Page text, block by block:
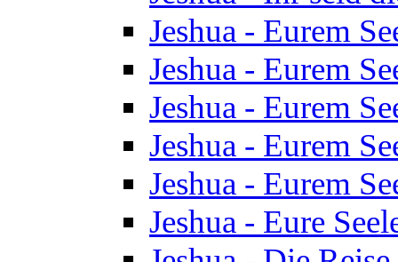
Jeshua - Eurem
Jeshua - Eurem
Jeshua - Eurem
Jeshua - Eurem
Jeshua - Eurem
Jeshua - Eure